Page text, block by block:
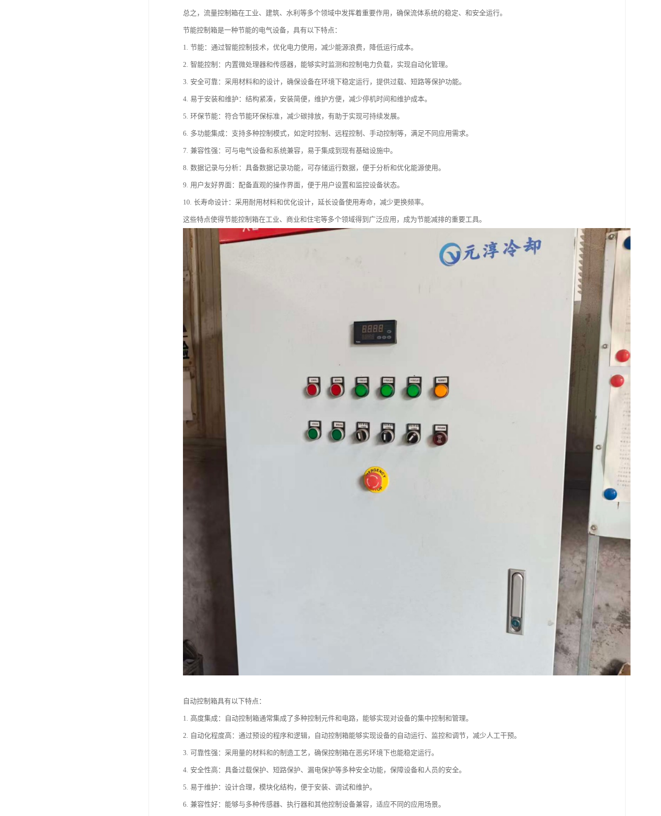
总之，流量控制箱在工业、建筑、水利等多个领域中发挥着重要作用，确保流体系统的稳定、和安全运行。
节能控制箱是一种节能的电气设备，具有以下特点：
1. 节能：通过智能控制技术，优化电力使用，减少能源浪费，降低运行成本。
2. 智能控制：内置微处理器和传感器，能够实时监测和控制电力负载，实现自动化管理。
3. 安全可靠：采用材料和的设计，确保设备在环境下稳定运行，提供过载、短路等保护功能。
4. 易于安装和维护：结构紧凑，安装简便，维护方便，减少停机时间和维护成本。
5. 环保节能：符合节能环保标准，减少碳排放，有助于实现可持续发展。
6. 多功能集成：支持多种控制模式，如定时控制、远程控制、手动控制等，满足不同应用需求。
7. 兼容性强：可与电气设备和系统兼容，易于集成到现有基础设施中。
8. 数据记录与分析：具备数据记录功能，可存储运行数据，便于分析和优化能源使用。
9. 用户友好界面：配备直观的操作界面，便于用户设置和监控设备状态。
10. 长寿命设计：采用耐用材料和优化设计，延长设备使用寿命，减少更换频率。
这些特点使得节能控制箱在工业、商业和住宅等多个领域得到广泛应用，成为节能减排的重要工具。
自动控制箱具有以下特点：
1. 高度集成：自动控制箱通常集成了多种控制元件和电路，能够实现对设备的集中控制和管理。
2. 自动化程度高：通过预设的程序和逻辑，自动控制箱能够实现设备的自动运行、监控和调节，减少人工干预。
3. 可靠性强：采用量的材料和的制造工艺，确保控制箱在恶劣环境下也能稳定运行。
4. 安全性高：具备过载保护、短路保护、漏电保护等多种安全功能，保障设备和人员的安全。
5. 易于维护：设计合理，模块化结构，便于安装、调试和维护。
6. 兼容性好：能够与多种传感器、执行器和其他控制设备兼容，适应不同的应用场景。